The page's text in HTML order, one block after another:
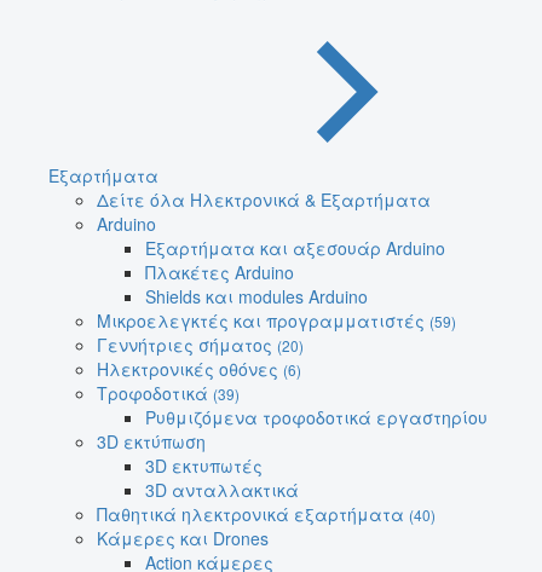
Εξαρτήματα
Δείτε όλα Ηλεκτρονικά & Εξαρτήματα
Arduino
Εξαρτήματα και αξεσουάρ Arduino
Πλακέτες Arduino
Shields και modules Arduino
Μικροελεγκτές και προγραμματιστές (59)
Γεννήτριες σήματος (20)
Ηλεκτρονικές οθόνες (6)
Τροφοδοτικά (39)
Ρυθμιζόμενα τροφοδοτικά εργαστηρίου
3D εκτύπωση
3D εκτυπωτές
3D ανταλλακτικά
Παθητικά ηλεκτρονικά εξαρτήματα (40)
Κάμερες και Drones
Action κάμερες